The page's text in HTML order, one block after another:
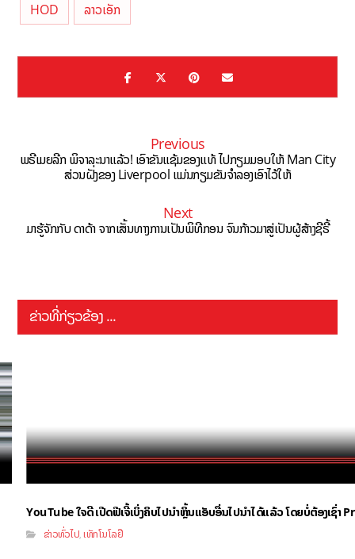
HOD ລາວເອັກ
Previous
ພຣີເມຍລີກ ພິຈາລະນາແລ້ວ! ເອົາຂັນແຊ້ມຂອງແທ້ ໄປກຽມມອບໃຫ້ Man City
ສ່ວນຝັ່ງຂອງ Liverpool ແມ່ນກຽມຂັນຈຳລອງເອົາໄວ້ໃຫ້
Next
ມາຮູ້ຈັກກັບ ດາດ້າ ຈາກເສັ້ນທາງການເປັນພິທີກອນ ຈົນກ້າວມາສູ່ເປັນຜູ້ສ້າງຊີຣີ້
ຂ່າວທີ່ກ່ຽວຂ້ອງ ...
YouTube ໃຈດີ ເປີດຟີເຈີ້ເບິ່ງຄິບໄປນຳຫຼິ້ນແອັບອື່ນໄປນຳໄດ້ແລ້ວ ໂດຍບໍ່ຕ້ອງເຊົ່າ
ຂ່າວທົ່ວໄປ,ເທັກໂນໂລຢີ